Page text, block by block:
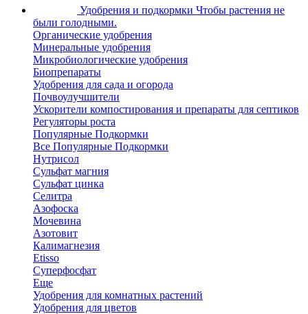
Удобрения и подкормки Чтобы растения не
были голодными.
Органические удобрения
Минеральные удобрения
Микробиологические удобрения
Биопрепараты
Удобрения для сада и огорода
Почвоулучшители
Ускорители компостирования и препараты для септиков
Регуляторы роста
Популярные Подкормки
Все Популярные Подкормки
Нутрисол
Сульфат магния
Сульфат цинка
Селитра
Азофоска
Мочевина
Азотовит
Калимагнезия
Etisso
Суперфосфат
Еще
Удобрения для комнатных растений
Удобрения для цветов